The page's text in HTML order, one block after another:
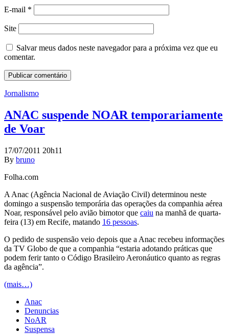
E-mail *
Site
Salvar meus dados neste navegador para a próxima vez que eu
comentar.
Jornalismo
ANAC suspende NOAR temporariamente
de Voar
17/07/2011 20h11
By bruno
Folha.com
A Anac (Agência Nacional de Aviação Civil) determinou neste
domingo a suspensão temporária das operações da companhia aérea
Noar, responsável pelo avião bimotor que caiu na manhã de quarta-
feira (13) em Recife, matando 16 pessoas.
O pedido de suspensão veio depois que a Anac recebeu informações
da TV Globo de que a companhia “estaria adotando práticas que
podem ferir tanto o Código Brasileiro Aeronáutico quanto as regras
da agência”.
(mais…)
Anac
Denuncias
NoAR
Suspensa